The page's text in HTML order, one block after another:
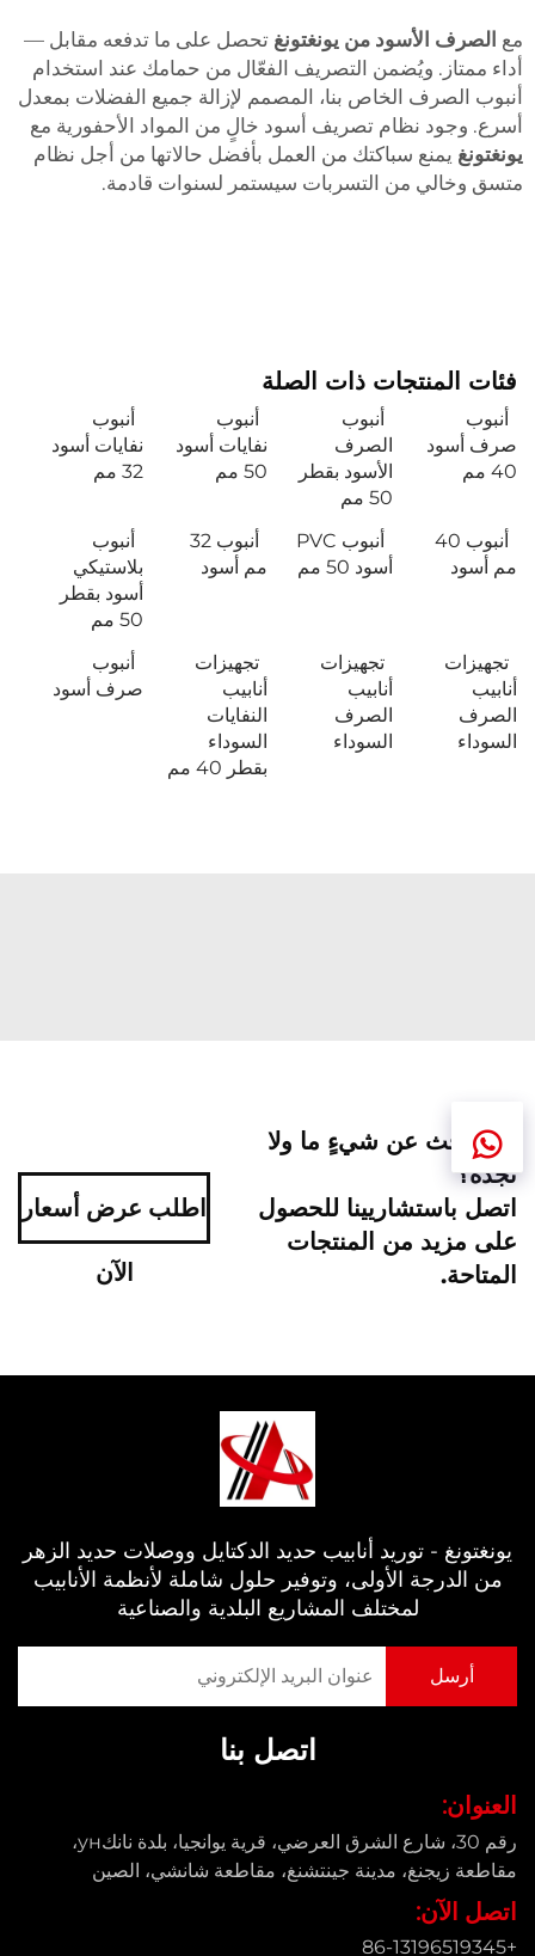
مع الصرف الأسود من يونغتونغ تحصل على ما تدفعه مقابل —
أداء ممتاز. ويُضمن التصريف الفعّال من حمامك عند استخدام
أنبوب الصرف الخاص بنا، المصمم لإزالة جميع الفضلات بمعدل
أسرع. وجود نظام تصريف أسود خالٍ من المواد الأحفورية مع
يونغتونغ يمنع سباكتك من العمل بأفضل حالاتها من أجل نظام
متسق وخالي من التسربات سيستمر لسنوات قادمة.
فئات المنتجات ذات الصلة
أنبوب
صرف أسود
40 مم
أنبوب
الصرف
الأسود بقطر
50 مم
أنبوب
نفايات أسود
50 مم
أنبوب
نفايات أسود
32 مم
أنبوب 40
مم أسود
أنبوب PVC
أسود 50 مم
أنبوب 32
مم أسود
أنبوب
بلاستيكي
أسود بقطر
50 مم
تجهيزات
أنابيب
الصرف
السوداء
تجهيزات
أنابيب
الصرف
السوداء
تجهيزات
أنابيب
النفايات
السوداء
بقطر 40 مم
أنبوب
صرف أسود
هل تبحث عن شيءٍ ما ولا
تجده؟
اتصل باستشاريينا للحصول
على مزيد من المنتجات
المتاحة.
اطلب عرض أسعار
الآن
يونغتونغ - توريد أنابيب حديد الدكتايل ووصلات حديد الزهر
من الدرجة الأولى، وتوفير حلول شاملة لأنظمة الأنابيب
لمختلف المشاريع البلدية والصناعية
اتصل بنا
العنوان:
رقم 30، شارع الشرق العرضي، قرية يوانجيا، بلدة نانكун،
مقاطعة زيجنغ، مدينة جينتشنغ، مقاطعة شانشي، الصين
اتصل الآن:
+86-13196519345